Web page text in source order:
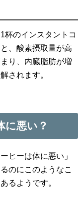
杯のインスタントコ
、酸素摂取量が高
り、内臓脂肪が増
されます。
に悪い？
ヒーは体に悪い」
のにこのようなこ
るようです。